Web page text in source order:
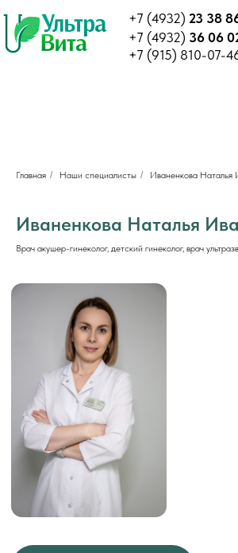
+7 (4932) 23 38 86
+7 (4932) 36 06 02
+7 (915) 810-07-46
Главная / Наши специалисты / Иваненкова Наталья
Иваненкова Наталья
Врач акушер-гинеколог, детский гинеколог, врач
Информация об образовании
медицинских наук, диплом КНД 026429 от
Расписание
Записаться на приём